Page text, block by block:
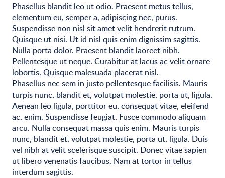
Phasellus blandit leo ut odio. Praesent metus tellus,
elementum eu, semper a, adipiscing nec, purus.
Suspendisse non nisl sit amet velit hendrerit rutrum.
Quisque ut nisi. Ut id nisl quis enim dignissim sagittis.
Nulla porta dolor. Praesent blandit laoreet nibh.
Pellentesque ut neque. Curabitur at lacus ac velit ornare
lobortis. Quisque malesuada placerat nisl.
Phasellus nec sem in justo pellentesque facilisis. Mauris
turpis nunc, blandit et, volutpat molestie, porta ut, ligula.
Aenean leo ligula, porttitor eu, consequat vitae, eleifend
ac, enim. Suspendisse feugiat. Fusce commodo aliquam
arcu. Nulla consequat massa quis enim. Mauris turpis
nunc, blandit et, volutpat molestie, porta ut, ligula. Duis
vel nibh at velit scelerisque suscipit. Donec vitae sapien
ut libero venenatis faucibus. Nam at tortor in tellus
interdum sagittis.